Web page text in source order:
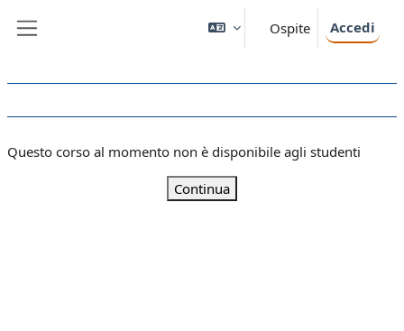
Ospite Accedi
Questo corso al momento non è disponibile agli studenti
Continua